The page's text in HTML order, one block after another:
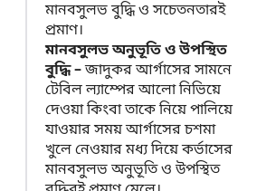
মানবসুলভ বুদ্ধি ও সচেতনতারই
প্রমাণ।
মানবসুলভ অনুভূতি ও উপস্থিত
বুদ্ধি –জাদুকর আর্গাসের সামনে
টেবিল ল্যাম্পের আলো নিভিয়ে
দেওয়া কিংবা তাকে নিয়ে পালিয়ে
যাওয়ার সময় আর্গাসের চশমা
খুলে নেওয়ার মধ্য দিয়ে কর্ভাসের
মানবসুলভ অনুভূতি ও উপস্থিত